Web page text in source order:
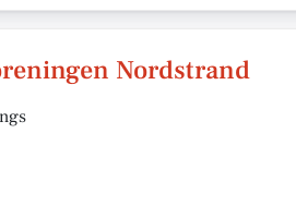
Nordstrand